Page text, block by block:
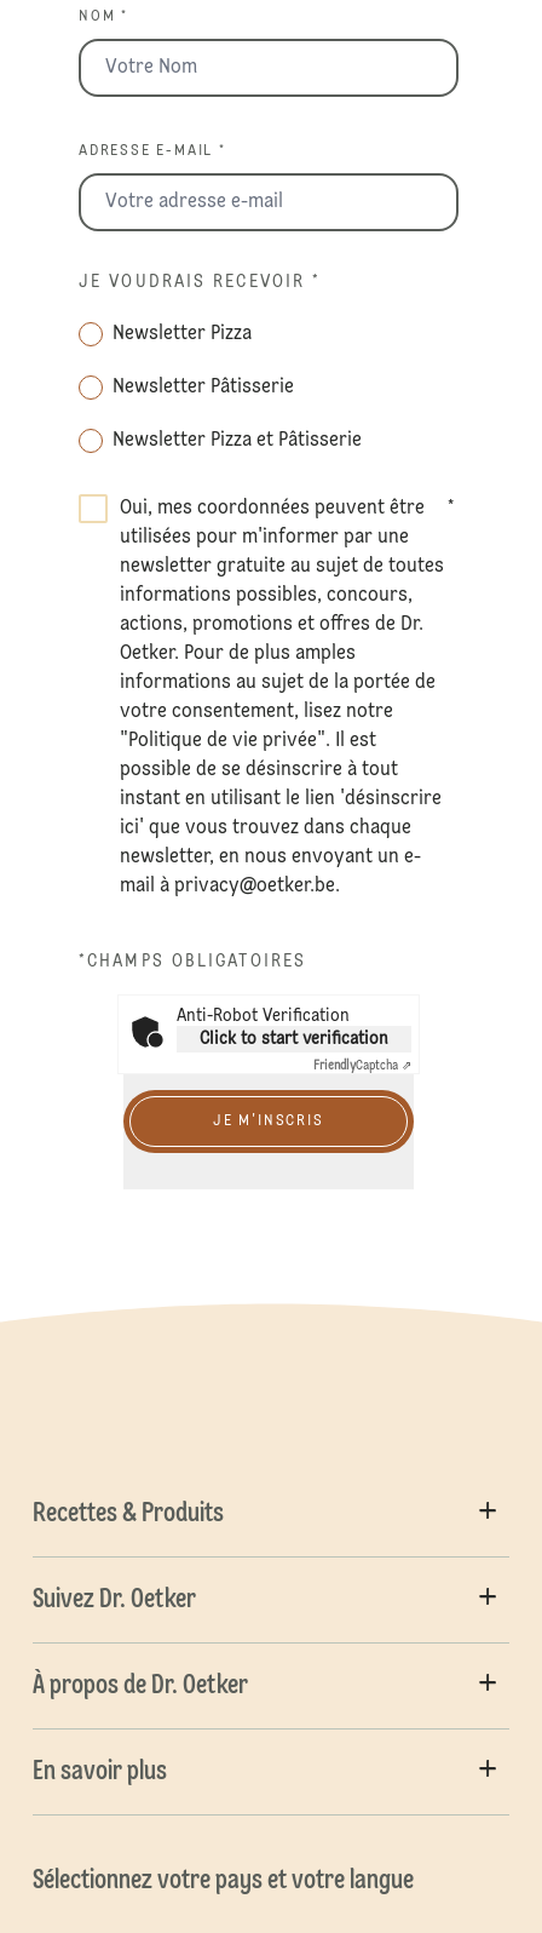
NOM *
ADRESSE E-MAIL *
JE VOUDRAIS RECEVOIR *
Newsletter Pizza
Newsletter Pâtisserie
Newsletter Pizza et Pâtisserie
Oui, mes coordonnées peuvent être
utilisées pour m'informer par une
newsletter gratuite au sujet de toutes
informations possibles, concours,
actions, promotions et offres de Dr.
Oetker. Pour de plus amples
informations au sujet de la portée de
votre consentement, lisez notre
"Politique de vie privée". Il est
possible de se désinscrire à tout
instant en utilisant le lien 'désinscrire
ici' que vous trouvez dans chaque
newsletter, en nous envoyant un e-
mail àprivacy@oetker.be.
*
*CHAMPS OBLIGATOIRES
Anti-Robot Verification
Click to start verification
FriendlyCaptcha ⇗
JE M'INSCRIS
Recettes & Produits
Suivez Dr. Oetker
À propos de Dr. Oetker
En savoir plus
Sélectionnez votre pays et votre langue